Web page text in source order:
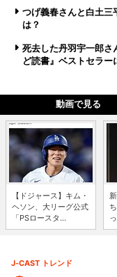
つげ義春さんと白土
は？
死去した丹羽宇一郎
ど読書』ベストセラー
動画で見る
【ドジャース】キム・
ヘソン、大リーグ公式
「PSロースタ...
J-CAST トレンド